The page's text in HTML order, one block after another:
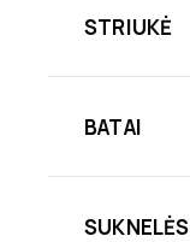
STRIUKĖ
BATAI
SUKNELĖS